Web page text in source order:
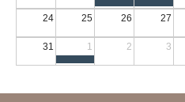
24 25 26 27
31 1 2 3